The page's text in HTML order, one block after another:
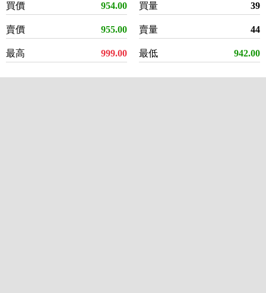
買價 954.00
賣價 955.00
最高 999.00
買量 39
賣量 44
最低 942.00